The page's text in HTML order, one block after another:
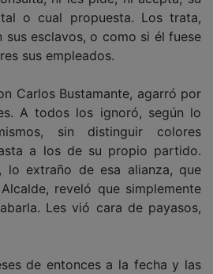
o cual propuesta. Los trata,
sus esclavos, o como si él fuese
sus empleados.
Carlos Bustamante, agarró por
A todos los ignoró, según lo
sin distinguir colores
a los de su propio partido.
lo extraño de esa alianza, que
reveló que simplemente
Les vió cara de payasos,
de entonces a la fecha y las